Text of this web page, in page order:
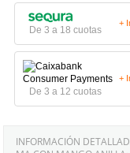
De 3 a 18 cuotas
+
De 3 a 12 cuotas
+
INFORMACIÓN